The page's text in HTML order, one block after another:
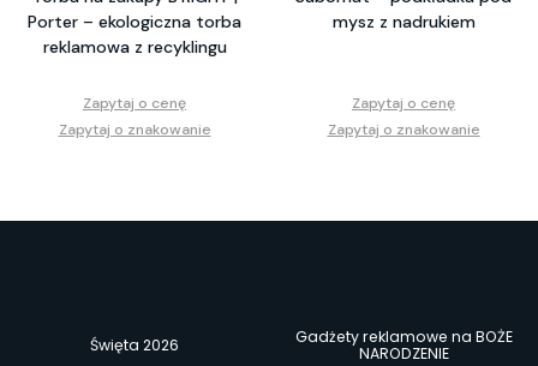
Porter – ekologiczna torba
reklamowa z recyklingu
Zapytaj o cenę
Zapytaj o znakowanie
mysz z nadrukiem
Zapytaj o cenę
Zapytaj o znakowanie
Święta 2026
Gadżety reklamowe na BOŻE
NARODZENIE